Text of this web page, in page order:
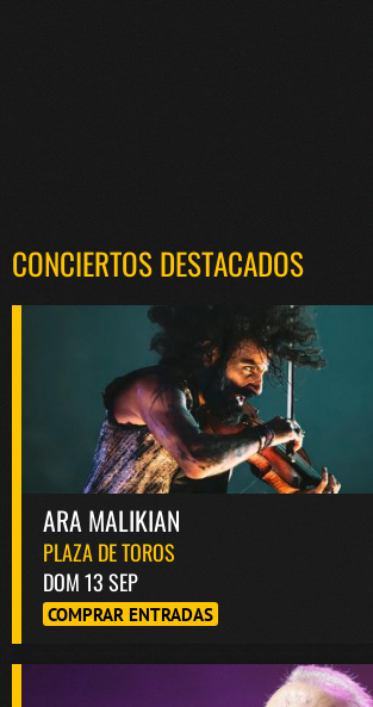
CONCIERTOS DESTACADOS
ARA MALIKIAN
PLAZA DE TOROS
DOM 13 SEP
COMPRAR ENTRADAS